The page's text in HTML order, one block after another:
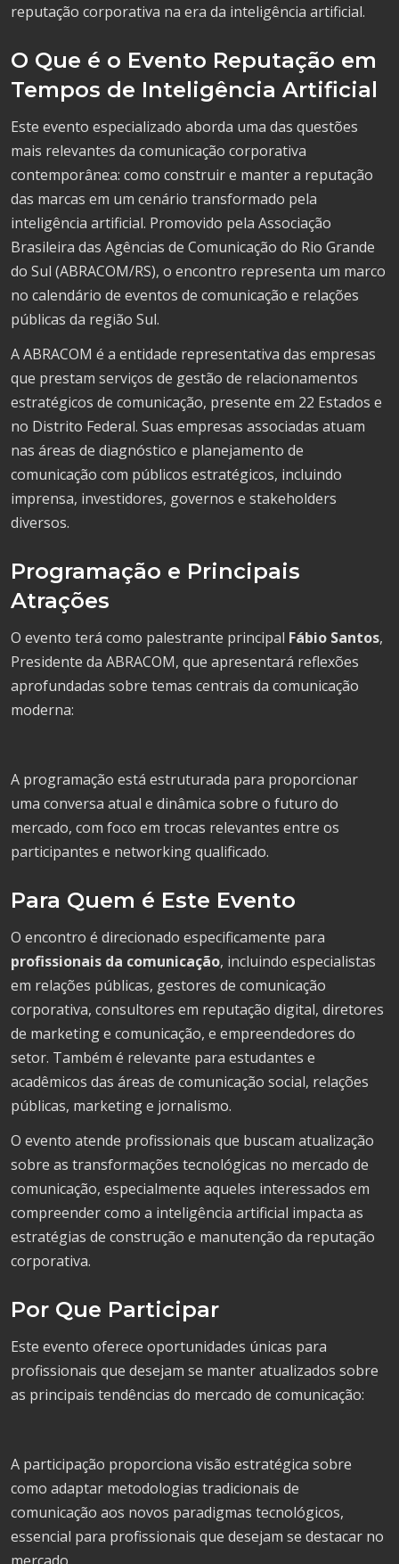
reputação corporativa na era da inteligência artificial.
O Que é o Evento Reputação em
Tempos de Inteligência Artificial
Este evento especializado aborda uma das questões
mais relevantes da comunicação corporativa
contemporânea: como construir e manter a reputação
das marcas em um cenário transformado pela
inteligência artificial. Promovido pela Associação
Brasileira das Agências de Comunicação do Rio Grande
do Sul (ABRACOM/RS), o encontro representa um marco
no calendário de eventos de comunicação e relações
públicas da região Sul.
A ABRACOM é a entidade representativa das empresas
que prestam serviços de gestão de relacionamentos
estratégicos de comunicação, presente em 22 Estados e
no Distrito Federal. Suas empresas associadas atuam
nas áreas de diagnóstico e planejamento de
comunicação com públicos estratégicos, incluindo
imprensa, investidores, governos e stakeholders
diversos.
Programação e Principais
Atrações
O evento terá como palestrante principal Fábio Santos,
Presidente da ABRACOM, que apresentará reflexões
aprofundadas sobre temas centrais da comunicação
moderna:
A programação está estruturada para proporcionar
uma conversa atual e dinâmica sobre o futuro do
mercado, com foco em trocas relevantes entre os
participantes e networking qualificado.
Para Quem é Este Evento
O encontro é direcionado especificamente para
profissionais da comunicação, incluindo especialistas
em relações públicas, gestores de comunicação
corporativa, consultores em reputação digital, diretores
de marketing e comunicação, e empreendedores do
setor. Também é relevante para estudantes e
acadêmicos das áreas de comunicação social, relações
públicas, marketing e jornalismo.
O evento atende profissionais que buscam atualização
sobre as transformações tecnológicas no mercado de
comunicação, especialmente aqueles interessados em
compreender como a inteligência artificial impacta as
estratégias de construção e manutenção da reputação
corporativa.
Por Que Participar
Este evento oferece oportunidades únicas para
profissionais que desejam se manter atualizados sobre
as principais tendências do mercado de comunicação:
A participação proporciona visão estratégica sobre
como adaptar metodologias tradicionais de
comunicação aos novos paradigmas tecnológicos,
essencial para profissionais que desejam se destacar no